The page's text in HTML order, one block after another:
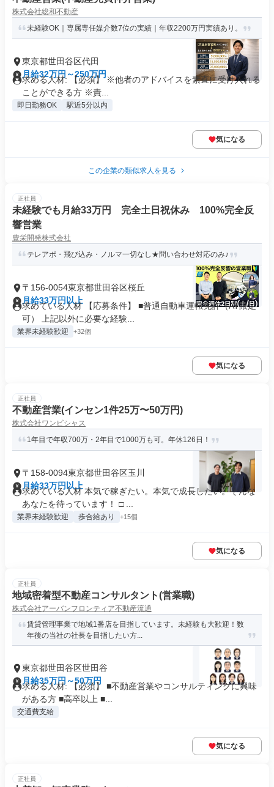
株式会社総和不動産
未経験OK｜専属専任媒介数7位の実績｜年収2200万円実績あり。
東京都世田谷区代田
月給32万円～250万円
求める人材: 【必須】 ※他者のアドバイスを素直に受け入れる
ことができる方 ※責...
即日勤務OK 駅近5分以内
気になる
この企業の類似求人を見る
正社員
未経験でも月給33万円 完全土日祝休み 100%完全反
響営業
豊栄開発株式会社
テレアポ・飛び込み・ノルマ一切なし★問い合わせ対応のみ♪
〒156-0054東京都世田谷区桜丘
月給33万円以上
求めている人材 【応募条件】 ■普通自動車運転免許（AT限定
可） 上記以外に必要な経験...
業界未経験歓迎 +32個
気になる
正社員
不動産営業(インセン1件25万〜50万円)
株式会社ワンビシャス
1年目で年収700万・2年目で1000万も可。年休126日！
〒158-0094東京都世田谷区玉川
月給33万円以上
求めている人材 本気で稼ぎたい。本気で成長したい。そんな
あなたを待っています！ □ ...
業界未経験歓迎 歩合給あり +15個
気になる
正社員
地域密着型不動産コンサルタント(営業職)
株式会社アーバンフロンティア不動産流通
賃貸管理事業で地域1番店を目指しています。未経験も大歓迎！数
年後の当社の社長を目指したい方...
東京都世田谷区世田谷
月給35万円～50万円
求める人材: 【必須】 ■不動産営業やコンサルティングに興味
がある方 ■高卒以上 ■...
交通費支給
気になる
正社員